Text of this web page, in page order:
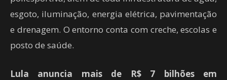
esgoto, iluminação, energia elétrica, pavimentação
e drenagem. O entorno conta com creche, escolas e
posto de saúde.
Lula anuncia mais de R$ 7 bilhões em